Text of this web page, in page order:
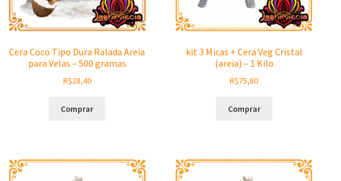
Cera Coco Tipo Dura Ralada Areia
para Velas – 500 gramas
R$28,40
Comprar
kit 3 Micas + Cera Veg Cristal
(areia) – 1 Kilo
R$75,80
Comprar